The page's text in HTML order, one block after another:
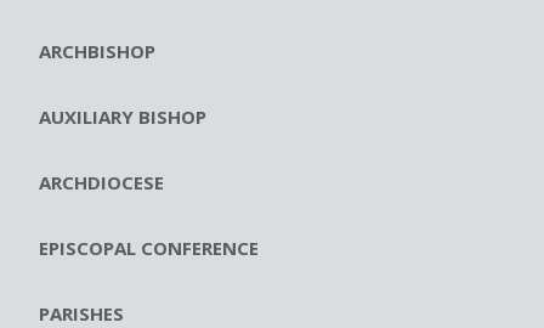
ARCHBISHOP
AUXILIARY BISHOP
ARCHDIOCESE
EPISCOPAL CONFERENCE
PARISHES